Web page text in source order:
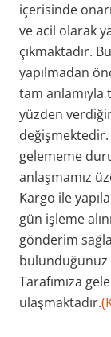
içerisinde
ve acil olarak
çıkmaktadır.
yapılmadan
tam anlamıyla
yüzden
değişmektedir.
gelememe
anlaşmamız
Kargo ile
gün işleme
gönderim
Tarafımıza
ulaşmaktadır.